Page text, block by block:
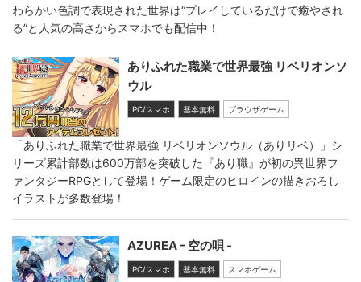
わらかい色調で表現された世界は“プレイしているだけで癒やされ
る”と人気の高さからスマホでも配信中！
ありふれた職業で世界最強 リベリオンソ
ウル
PC/スマホ 基本無料 ブラウザゲーム
「ありふれた職業で世界最強 リベリオンソウル（ありリベ）」シ
リーズ累計部数は600万部を突破した『あり職』が初の異世界フ
ァンタジーRPGとして登場！ゲーム限定のヒロインの描きおろし
イラストが多数登場！
AZUREA - 空の唄 -
PC/スマホ 基本無料 スマホゲーム